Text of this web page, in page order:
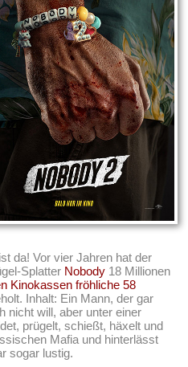
da! Vor vier Jahren hat der
Splatter Nobody 18 Millionen
Kinokassen fröhliche 58
Inhalt: Ein Mann, der gar
nicht will, aber unter einer
prügelt, schießt, häxelt und
Mafia und hinterlässt
sogar lustig.